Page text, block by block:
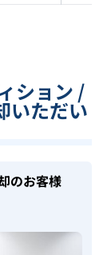
ション /
いただい
のお客様